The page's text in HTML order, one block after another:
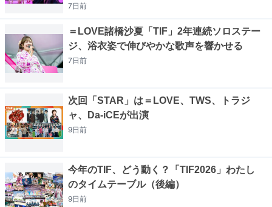
7日前
＝LOVE諸橋沙夏「TIF」2年連続ソロステー
ジ、浴衣姿で伸びやかな歌声を響かせる
7日前
次回「STAR」は＝LOVE、TWS、トラジ
ャ、Da-iCEが出演
9日前
今年のTIF、どう動く？「TIF2026」わたし
のタイムテーブル（後編）
9日前